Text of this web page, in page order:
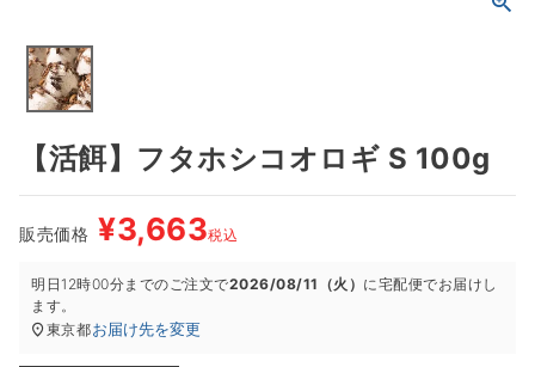
【活餌】フタホシコオロギ S 100g
販売価格 ¥3,663税込
明日 12時00分までのご注文で2026/08/11（火） に宅配便でお届けし
ます。
東京都お届け先を変更